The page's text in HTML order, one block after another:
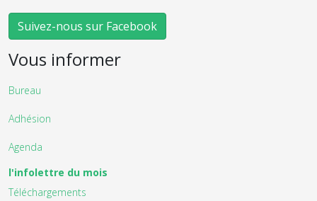
Suivez-nous sur Facebook
Vous informer
Bureau
Adhésion
Agenda
l'infolettre du mois
Téléchargements